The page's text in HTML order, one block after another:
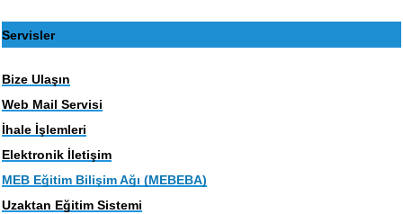
Servisler
Bize Ulaşın
Web Mail Servisi
İhale İşlemleri
Elektronik İletişim
MEB Eğitim Bilişim Ağı (MEBEBA)
Uzaktan Eğitim Sistemi